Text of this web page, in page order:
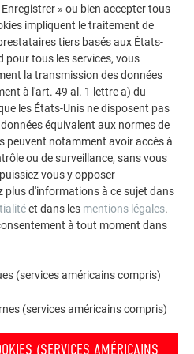
démontre la
Découvrez d’autres projets
solutions en aluminium
toitures, systèmes solaires et
» ou bien accepter tous
impliquent le traitement de
tiers basés aux États-
pour tous les services, vous
la transmission des données
à l'art. 49 al. 1 lettre a) du
les États-Unis ne disposent pas
équivalent aux normes de
peuvent notamment avoir accès à
ou de surveillance, sans vous
vous y opposer
plus d'informations à ce sujet dans
et dans les mentions légales.
à tout moment dans
(services américains compris)
(services américains compris)
(SERVICES AMÉRICAINS